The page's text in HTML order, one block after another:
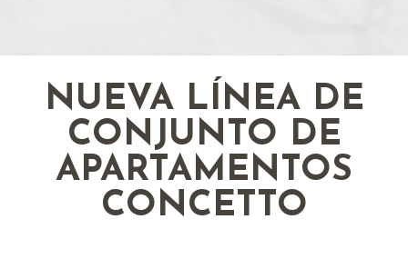
NUEVA LÍNEA DE
CONJUNTO DE
APARTAMENTOS
CONCETTO